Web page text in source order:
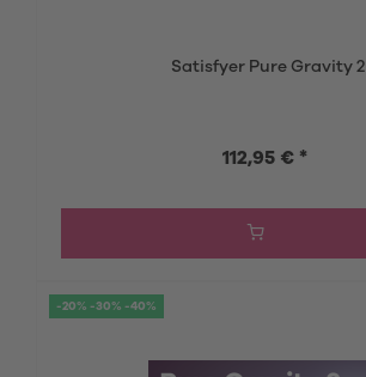
Satisfyer Pure Gravity 2
112,95 € *
-20% -30% -40%